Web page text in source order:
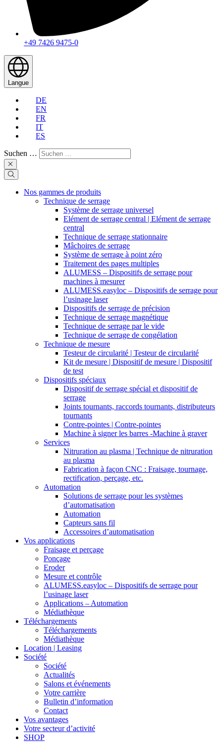
+49 7426 9475-0
Langue
DE
EN
FR
IT
ES
Suchen …
Nos gammes de produits
Technique de serrage
Système de serrage universel
Elément de serrage central | Elément de serrage
central
Technique de serrage stationnaire
Mâchoires de serrage
Système de serrage à point zéro
Traitement des pages multiples
ALUMESS – Dispositifs de serrage pour
machines à mesurer
ALUMESS.easyloc – Dispositifs de serrage pour
l’usinage laser
Dispositifs de serrage de précision
Technique de serrage magnétique
Technique de serrage par le vide
Technique de serrage de congélation
Technique de mesure
Testeur de circularité | Testeur de circularité
Kit de mesure | Dispositif de mesure | Dispositif
de test
Dispositifs spéciaux
Dispositif de serrage spécial et dispositif de
serrage
Joints tournants, raccords tournants, distributeurs
tournants
Contre-pointes | Contre-pointes
Machine à signer les barres -Machine à graver
Services
Nitruration au plasma | Technique de nitruration
au plasma
Fabrication à façon CNC : Fraisage, tournage,
rectification, perçage, etc.
Automation
Solutions de serrage pour les systèmes
d’automatisation
Automation
Capteurs sans fil
Accessoires d’automatisation
Vos applications
Fraisage et perçage
Ponçage
Eroder
Mesure et contrôle
ALUMESS.easyloc – Dispositifs de serrage pour
l’usinage laser
Applications – Automation
Médiathèque
Téléchargements
Téléchargements
Médiathèque
Location | Leasing
Société
Société
Actualités
Salons et événements
Votre carrière
Bulletin d’information
Contact
Vos avantages
Votre secteur d’activité
SHOP